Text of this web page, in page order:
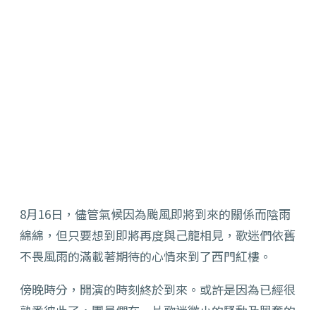
8月16日，儘管氣候因為颱風即將到來的關係而陰雨
綿綿，但只要想到即將再度與己龍相見，歌迷們依舊
不畏風雨的滿載著期待的心情來到了西門紅樓。
傍晚時分，開演的時刻終於到來。或許是因為已經很